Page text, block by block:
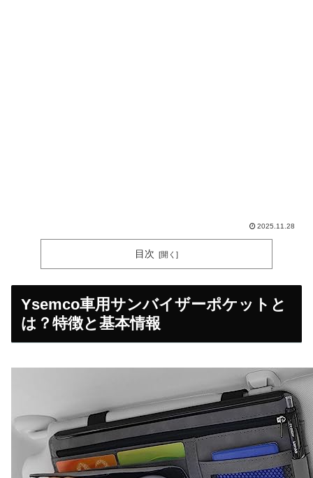
2025.11.28
目次
Ysemco車用サンバイザーポケットと
は？特徴と基本情報